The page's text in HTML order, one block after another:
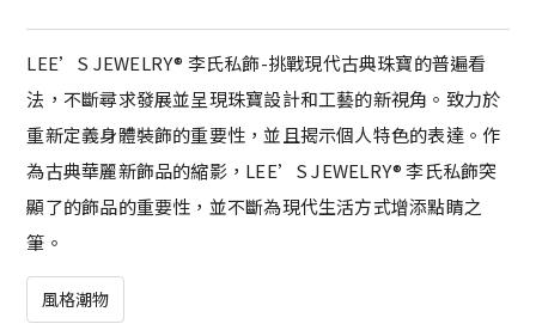
LEE’S JEWELRY® 李氏私飾-挑戰現代古典珠寶的普遍看
法，不斷尋求發展並呈現珠寶設計和工藝的新視角。致力於
重新定義身體裝飾的重要性，並且揭示個人特色的表達。作
為古典華麗新飾品的縮影，LEE’S JEWELRY® 李氏私飾突
顯了的飾品的重要性，並不斷為現代生活方式增添點睛之
筆。
風格潮物